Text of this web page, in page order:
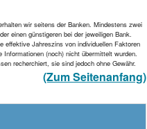
wir seitens der Banken. Mindestens zwei
einen günstigeren bei der jeweiligen Bank.
effektive Jahreszins von individuellen Faktoren
Informationen (noch) nicht übermittelt wurden.
recherchiert, sie sind jedoch ohne Gewähr.
(Zum Seitenanfang)